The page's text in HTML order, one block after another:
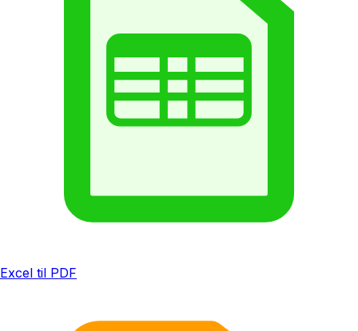
Excel til PDF